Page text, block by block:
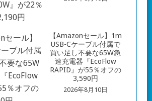
【Amazonセール】1m
USB-Cケーブル付属で
買い足し不要な65W急
速充電器『EcoFlow
RAPID』が55％オフの
3,590円
2026年8月10日